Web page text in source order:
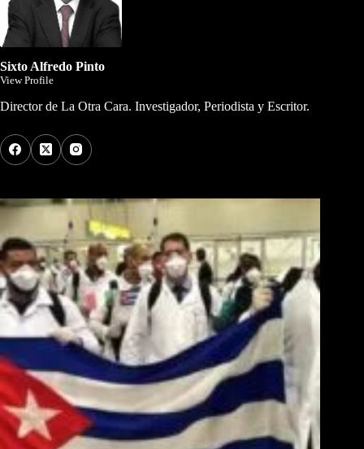
Sixto Alfredo Pinto
View Profile
Director de La Otra Cara. Investigador, Periodista y Escritor.